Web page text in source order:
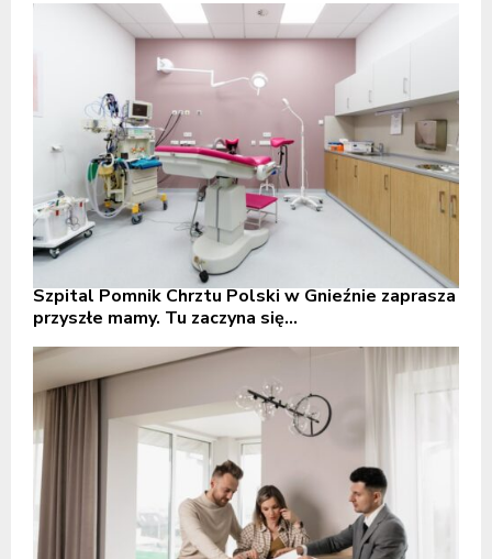
Szpital Pomnik Chrztu Polski w Gnieźnie zaprasza
przyszłe mamy. Tu zaczyna się...